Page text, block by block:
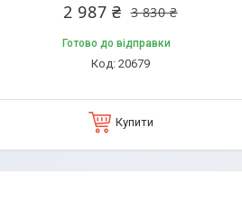
3 830 ₴
2 987 ₴
Готово до відправки
20679
Купити